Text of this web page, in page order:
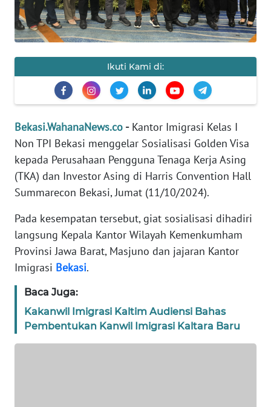
Ikuti Kami di:
Bekasi.WahanaNews.co -Kantor Imigrasi Kelas I
Non TPI Bekasi menggelar Sosialisasi Golden Visa
kepada Perusahaan Pengguna Tenaga Kerja Asing
(TKA) dan Investor Asing di Harris Convention Hall
Summarecon Bekasi, Jumat (11/10/2024).
Pada kesempatan tersebut, giat sosialisasi dihadiri
langsung Kepala Kantor Wilayah Kemenkumham
Provinsi Jawa Barat, Masjuno dan jajaran Kantor
Imigrasi Bekasi.
Baca Juga:
Kakanwil Imigrasi Kaltim Audiensi Bahas
Pembentukan Kanwil Imigrasi Kaltara Baru
KAMI
INFO
IKLAN
PEDOMAN
MEDIA
SIBER
REDAKSI
KARIR
DISCLAIMER
Wahana
Regional